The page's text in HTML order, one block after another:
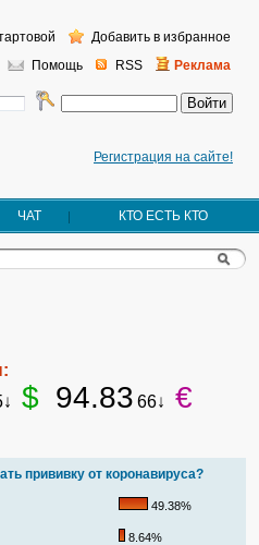
Регистрация на сайте!
Помощь RSS Реклама
Добавить в избранное
ЧАТ КТО ЕСТЬ КТО
$ 94.83 66↓ €
прививку от коронавируса?
49.38%
8.64%